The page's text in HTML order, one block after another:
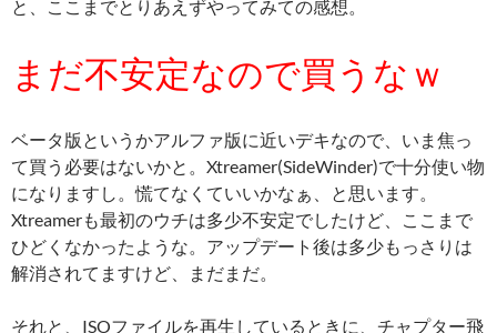
と、ここまでとりあえずやってみての感想。
まだ不安定なので買うなｗ
ベータ版というかアルファ版に近いデキなので、いま焦っ
て買う必要はないかと。Xtreamer(SideWinder)で十分使い物
になりますし。慌てなくていいかなぁ、と思います。
Xtreamerも最初のウチは多少不安定でしたけど、ここまで
ひどくなかったような。アップデート後は多少もっさりは
解消されてますけど、まだまだ。
それと、ISOファイルを再生しているときに、チャプター飛